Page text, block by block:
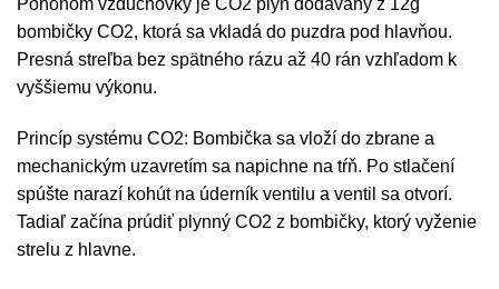
bombičky CO2, ktorá sa vkladá do puzdra pod hlavňou.
Presná streľba bez spätného rázu až 40 rán vzhľadom k
vyššiemu výkonu.
Princíp systému CO2: Bombička sa vloží do zbrane a
mechanickým uzavretím sa napichne na tŕň. Po stlačení
spúšte narazí kohút na úderník ventilu a ventil sa otvorí.
Tadiaľ začína prúdiť plynný CO2 z bombičky, ktorý vyženie
strelu z hlavne.